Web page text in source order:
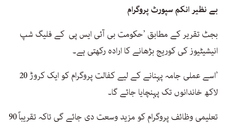
بے نظیر انکم سپورٹ پروگرام
بجٹ تقریر کے مطابق ’حکومت بی آئی ایس پی کے فلیگ شپ
انیشیٹیوز کی کوریج بڑھانے کا ارادہ رکھتی ہے۔
’اسے عملی جامہ پہنانے کے لیے کفالت پروگرام کو ایک کروڑ 20
لاکھ خاندانوں تک پہنچایا جائے گا۔
تعلیمی وظائف پروگرام کو مزید وسعت دی جائے گی تاکہ تقریباً 90